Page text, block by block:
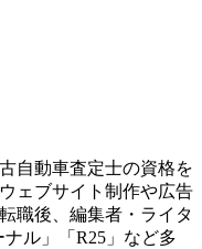
自動車査定士の資格を
ェブサイト制作や広告
職後、編集者・ライタ
ル」「R25」など多